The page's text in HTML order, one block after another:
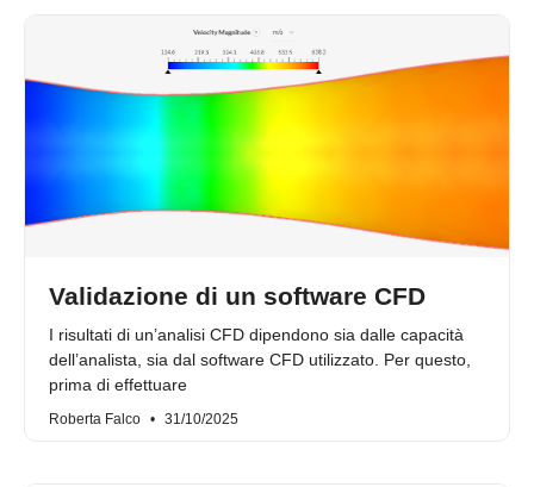
Validazione di un software CFD
I risultati di un’analisi CFD dipendono sia dalle capacità
dell’analista, sia dal software CFD utilizzato. Per questo,
prima di effettuare
Roberta Falco 31/10/2025